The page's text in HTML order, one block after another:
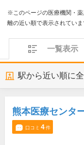
※このページの医療機関・薬
離の近い順で表示されてい
一覧表示
駅から近い順に全
熊本医療センタ
口コミ 4件